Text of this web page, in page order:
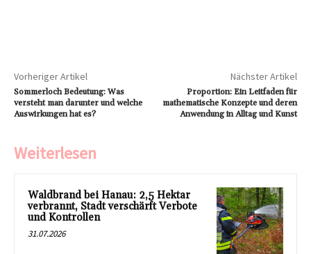
Vorheriger Artikel
Sommerloch Bedeutung: Was
versteht man darunter und welche
Auswirkungen hat es?
Nächster Artikel
Proportion: Ein Leitfaden für
mathematische Konzepte und deren
Anwendung in Alltag und Kunst
Weiterlesen
Waldbrand bei Hanau: 2,5 Hektar
verbrannt, Stadt verschärft Verbote
und Kontrollen
31.07.2026